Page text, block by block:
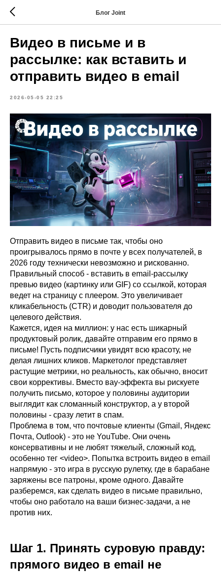
Блог Joint
Видео в письме и в
рассылке: как вставить и
отправить видео в email
2026-05-05 22:25
Отправить видео в письме так, чтобы оно
проигрывалось прямо в почте у всех получателей, в
2026 году технически невозможно и рискованно.
Правильный способ - вставить в email-рассылку
превью видео (картинку или GIF) со ссылкой, которая
ведет на страницу с плеером. Это увеличивает
кликабельность (CTR) и доводит пользователя до
целевого действия.
Кажется, идея на миллион: у нас есть шикарный
продуктовый ролик, давайте отправим его прямо в
письме! Пусть подписчики увидят всю красоту, не
делая лишних кликов. Маркетолог представляет
растущие метрики, но реальность, как обычно, вносит
свои коррективы. Вместо вау-эффекта вы рискуете
получить письмо, которое у половины аудитории
выглядит как сломанный конструктор, а у второй
половины - сразу летит в спам.
Проблема в том, что почтовые клиенты (Gmail, Яндекс
Почта, Outlook) - это не YouTube. Они очень
консервативны и не любят тяжелый, сложный код,
особенно тег <video>. Попытка встроить видео в email
напрямую - это игра в русскую рулетку, где в барабане
заряжены все патроны, кроме одного. Давайте
разберемся, как сделать видео в письме правильно,
чтобы оно работало на ваши бизнес-задачи, а не
против них.
Шаг 1. Принять суровую правду:
прямого видео в email не